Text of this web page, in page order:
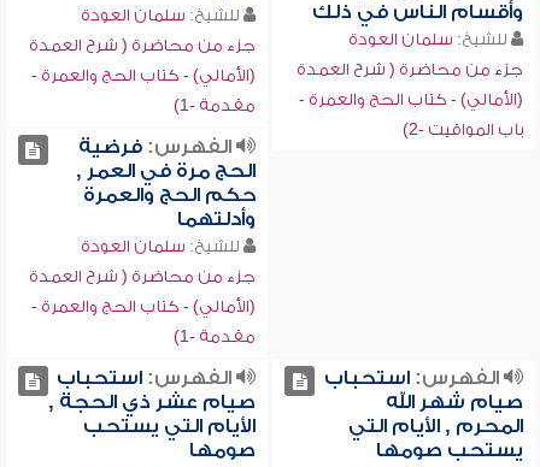
وأقسام الناس في ذلك
للشيخ: سلمان العودة
جزء من محاضرة ( شرح العمدة
(الأمالي) - كتاب الحج والعمرة -
باب المواقيت -2)
للشيخ: سلمان العودة
جزء من محاضرة ( شرح العمدة
(الأمالي) - كتاب الحج والعمرة -
مقدمة -1)
الفهرس:فرضية
الحج مرة في العمر ,
حكم الحج والعمرة
وأدلتهما
للشيخ: سلمان العودة
جزء من محاضرة ( شرح العمدة
(الأمالي) - كتاب الحج والعمرة -
مقدمة -1)
الفهرس:استحباب
صيام شهر الله
المحرم , الأيام التي
يستحب صومها
الفهرس:استحباب
صيام عشر ذي الحجة ,
الأيام التي يستحب
صومها